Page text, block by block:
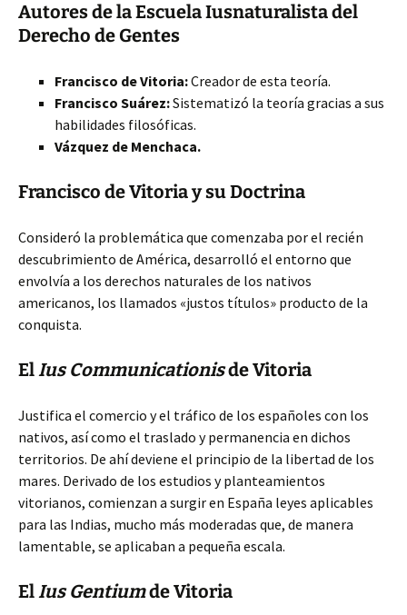
Autores de la Escuela Iusnaturalista del
Derecho de Gentes
Francisco de Vitoria:Creador de esta teoría.
Francisco Suárez:Sistematizó la teoría gracias a sus
habilidades filosóficas.
Vázquez de Menchaca.
Francisco de Vitoria y su Doctrina
Consideró la problemática que comenzaba por el recién
descubrimiento de América, desarrolló el entorno que
envolvía a los derechos naturales de los nativos
americanos, los llamados «justos títulos» producto de la
conquista.
ElIus Communicationisde Vitoria
Justifica el comercio y el tráfico de los españoles con los
nativos, así como el traslado y permanencia en dichos
territorios. De ahí deviene el principio de la libertad de los
mares. Derivado de los estudios y planteamientos
vitorianos, comienzan a surgir en España leyes aplicables
para las Indias, mucho más moderadas que, de manera
lamentable, se aplicaban a pequeña escala.
ElIus Gentiumde Vitoria